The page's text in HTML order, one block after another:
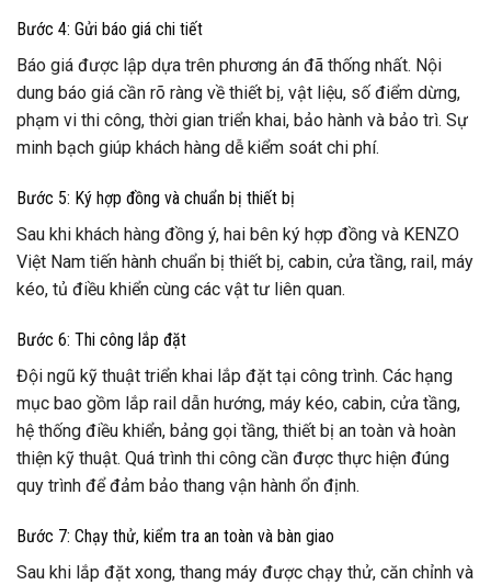
Bước 4: Gửi báo giá chi tiết
Báo giá được lập dựa trên phương án đã thống nhất. Nội
dung báo giá cần rõ ràng về thiết bị, vật liệu, số điểm dừng,
phạm vi thi công, thời gian triển khai, bảo hành và bảo trì. Sự
minh bạch giúp khách hàng dễ kiểm soát chi phí.
Bước 5: Ký hợp đồng và chuẩn bị thiết bị
Sau khi khách hàng đồng ý, hai bên ký hợp đồng và KENZO
Việt Nam tiến hành chuẩn bị thiết bị, cabin, cửa tầng, rail, máy
kéo, tủ điều khiển cùng các vật tư liên quan.
Bước 6: Thi công lắp đặt
Đội ngũ kỹ thuật triển khai lắp đặt tại công trình. Các hạng
mục bao gồm lắp rail dẫn hướng, máy kéo, cabin, cửa tầng,
hệ thống điều khiển, bảng gọi tầng, thiết bị an toàn và hoàn
thiện kỹ thuật. Quá trình thi công cần được thực hiện đúng
quy trình để đảm bảo thang vận hành ổn định.
Bước 7: Chạy thử, kiểm tra an toàn và bàn giao
Sau khi lắp đặt xong, thang máy được chạy thử, căn chỉnh và